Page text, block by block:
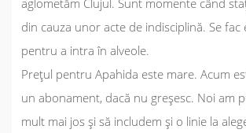
din cauza unor acte de indisciplină. Se
pentru a intra în alveole.
Prețul pentru Apahida este mare. Acum
un abonament, dacă nu greșesc. Noi am
mult mai jos și să includem și o linie la